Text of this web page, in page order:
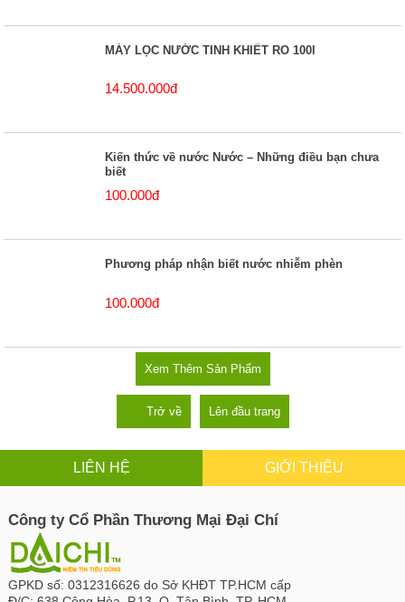
MÁY LỌC NƯỚC TINH KHIẾT RO 100l
14.500.000đ
Kiến thức về nước Nước – Những điều bạn chưa
biết
100.000đ
Phương pháp nhận biết nước nhiễm phèn
100.000đ
Xem Thêm Sản Phẩm
Trở về Lên đầu trang
LIÊN HỆ GIỚI THIỆU
Công ty Cổ Phần Thương Mại Đại Chí
GPKD số: 0312316626 do Sở KHĐT TP.HCM cấp